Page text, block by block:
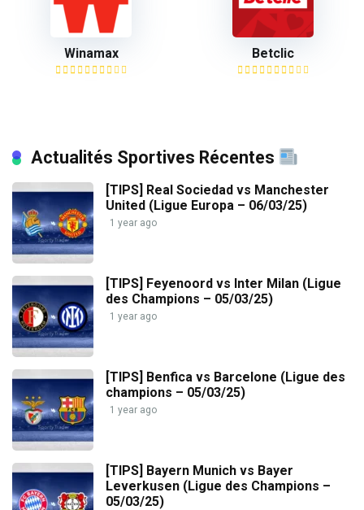
Winamax Betclic
Actualités Sportives Récentes
[TIPS] Real Sociedad vs Manchester
United (Ligue Europa – 06/03/25)
1 year ago
[TIPS] Feyenoord vs Inter Milan (Ligue
des Champions – 05/03/25)
1 year ago
[TIPS] Benfica vs Barcelone (Ligue des
champions – 05/03/25)
1 year ago
[TIPS] Bayern Munich vs Bayer
Leverkusen (Ligue des Champions –
05/03/25)